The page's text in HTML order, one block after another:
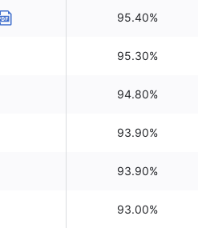
95.40%
95.30%
94.80%
93.90%
93.90%
93.00%